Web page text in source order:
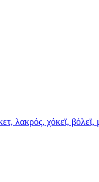
χόκεϊ, βόλεϊ,